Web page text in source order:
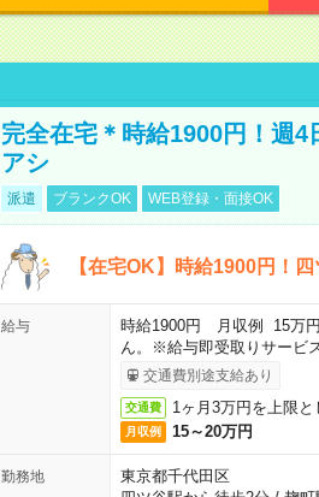
完全在宅＊時給1900円！週
アシ
派遣 ブランクOK WEB登録・面接OK
【在宅OK】時給1900円！
給与
時給1900円 月収例 15万
ん。※給与即受取りサービ
交通費別途支給あり
交通費 1ヶ月3万円を上限
月収例 15～20万円
勤務地
東京都千代田区